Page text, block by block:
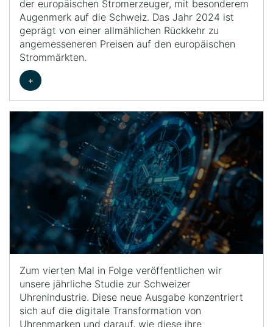
der europäischen Stromerzeuger, mit besonderem
Augenmerk auf die Schweiz. Das Jahr 2024 ist
geprägt von einer allmählichen Rückkehr zu
angemesseneren Preisen auf den europäischen
Strommärkten.
+
Zum vierten Mal in Folge veröffentlichen wir
unsere jährliche Studie zur Schweizer
Uhrenindustrie. Diese neue Ausgabe konzentriert
sich auf die digitale Transformation von
Uhrenmarken und darauf, wie diese ihre